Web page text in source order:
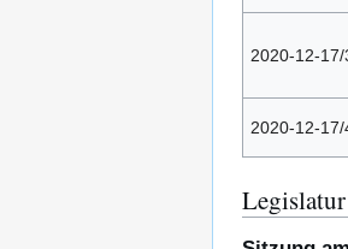
2020-12-17/
2020-12-17/